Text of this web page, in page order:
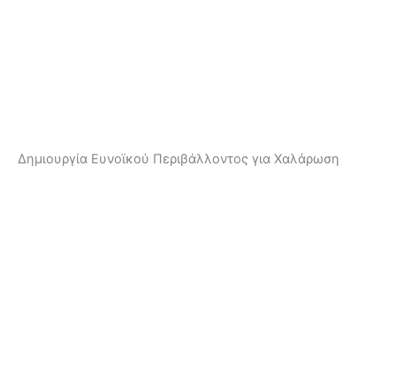
Δημιουργία Ευνοϊκού Περιβάλλοντος για Χαλάρωση